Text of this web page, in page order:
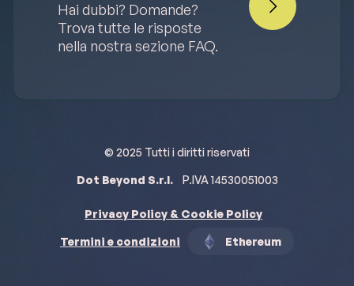
Hai dubbi? Domande?
Trova tutte le risposte
nella nostra sezione FAQ.
© 2025 Tutti i diritti riservati
Dot Beyond S.r.l.P.IVA 14530051003
Privacy Policy & Cookie Policy
Termini e condizioni Ethereum